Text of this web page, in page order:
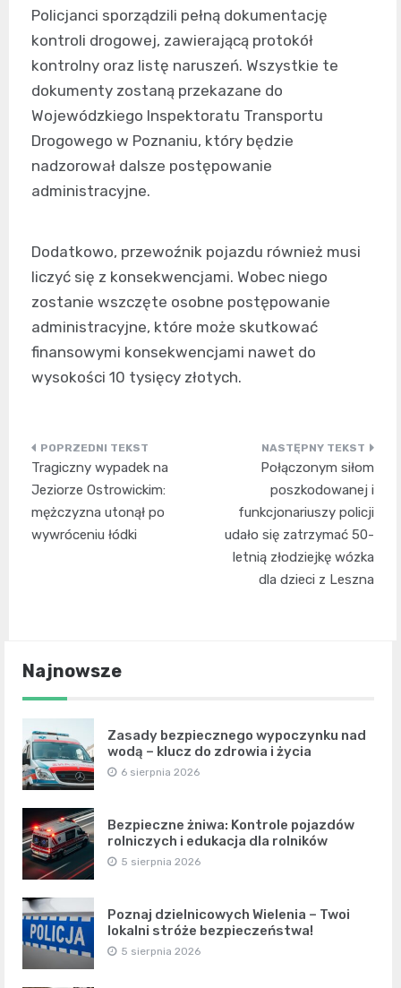
Policjanci sporządzili pełną dokumentację
kontroli drogowej, zawierającą protokół
kontrolny oraz listę naruszeń. Wszystkie te
dokumenty zostaną przekazane do
Wojewódzkiego Inspektoratu Transportu
Drogowego w Poznaniu, który będzie
nadzorował dalsze postępowanie
administracyjne.
Dodatkowo, przewoźnik pojazdu również musi
liczyć się z konsekwencjami. Wobec niego
zostanie wszczęte osobne postępowanie
administracyjne, które może skutkować
finansowymi konsekwencjami nawet do
wysokości 10 tysięcy złotych.
Nawigacja
wpisu
Tragiczny wypadek na
Jeziorze Ostrowickim:
mężczyzna utonął po
wywróceniu łódki
Połączonym siłom
poszkodowanej i
funkcjonariuszy policji
udało się zatrzymać 50-
letnią złodziejkę wózka
dla dzieci z Leszna
Najnowsze
Zasady bezpiecznego wypoczynku nad
wodą – klucz do zdrowia i życia
6 sierpnia 2026
Bezpieczne żniwa: Kontrole pojazdów
rolniczych i edukacja dla rolników
5 sierpnia 2026
Poznaj dzielnicowych Wielenia – Twoi
lokalni stróże bezpieczeństwa!
5 sierpnia 2026